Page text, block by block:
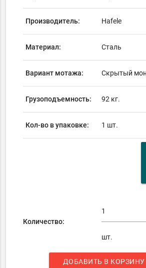
Производитель: Hafele
Материал: Сталь
Вариант мотажа: Скрытый
Грузоподъемность: 92 кг.
Кол-во в упаковке: 1 шт.
Количество:
шт.
ДОБАВИТЬ В КОРЗИНУ